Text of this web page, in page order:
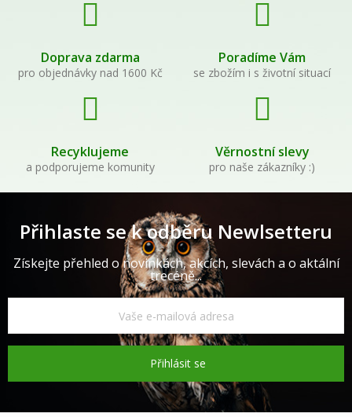
Doprava zdarma
pro objednávky nad 1600 Kč
Poradíme Vám
se zbožím i s životní situací
Recyklujeme
a podporujeme komunity
Věrnostní slevy
pro naše zákazníky :)
Přihlaste se k odběru Newlsetteru
Získejte přehled o novinkách, akcích, slevách a o aktální
trecéně...
Přihlásit se